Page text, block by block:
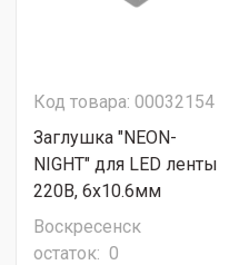
Код товара: 00032154
Заглушка "NEON-
NIGHT" для LED ленты
220В, 6x10.6мм
Воскресенск
остаток: 0